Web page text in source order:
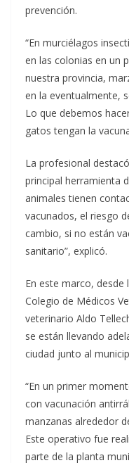
prevención.
“En murciélagos
en las colonias en un
nuestra provincia,
en la eventualmente,
Lo que debemos
gatos tengan la
La profesional
principal herramienta
animales tienen
vacunados, el riesgo
cambio, si no están
sanitario”, explicó.
En este marco, desde
Colegio de Médicos
veterinario Aldo
se están llevando
ciudad junto al
“En un primer
con vacunación
manzanas alrededor
Este operativo fue
parte de la planta